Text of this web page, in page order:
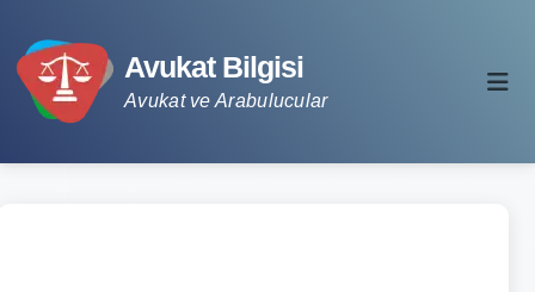
Avukat Bilgisi
Avukat ve Arabulucular